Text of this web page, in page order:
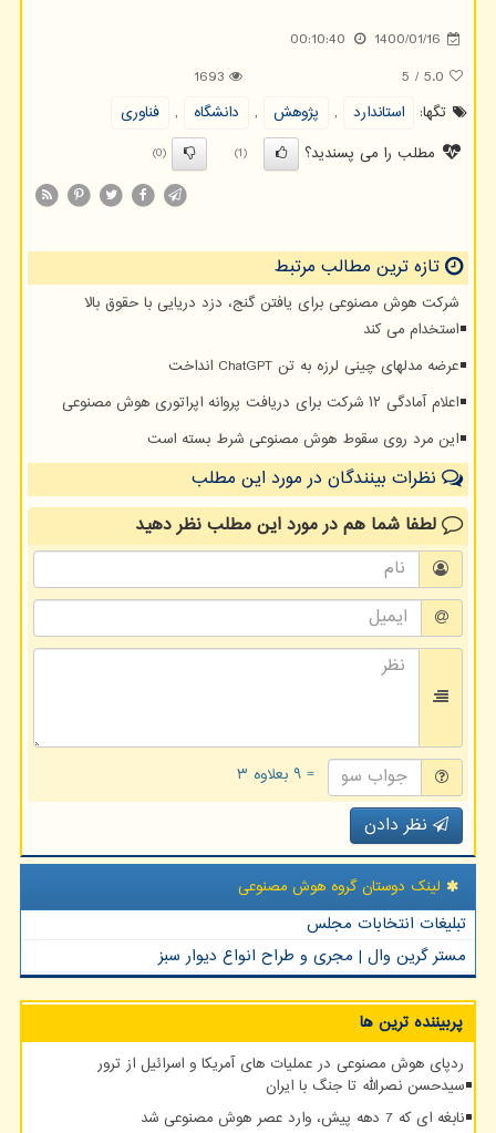
1400/01/16
00:10:40
5.0
/
5
1693
تگها:
استاندارد , پژوهش , دانشگاه ,
فناوری
مطلب را می پسندید؟
(1)
(0)
تازه ترین مطالب مرتبط
شرکت هوش مصنوعی برای یافتن گنج، دزد دریایی با حقوق بالا
استخدام می کند
عرضه مدلهای چینی لرزه به تن ChatGPT انداخت
اعلام آمادگی ۱۲ شرکت برای دریافت پروانه اپراتوری هوش مصنوعی
این مرد روی سقوط هوش مصنوعی شرط بسته است
نظرات بینندگان در مورد این مطلب
لطفا شما همدر مورد این مطلبنظر دهید
= ۹ بعلاوه ۳
نظر دادن
لینک دوستان گروه هوش مصنوعی
تبلیغات انتخابات مجلس
مستر گرین وال | مجری و طراح انواع دیوار سبز
پربیننده ترین ها
ردپای هوش مصنوعی در عملیات های آمریکا و اسرائیل از ترور
سیدحسن نصرالله تا جنگ با ایران
نابغه ای که 7 دهه پیش، وارد عصر هوش مصنوعی شد